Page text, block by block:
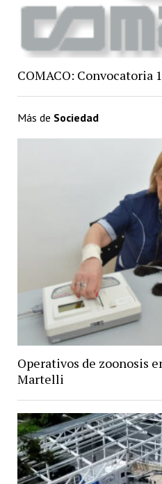
COMACO: Convocatoria
Más de Sociedad
Operativos de zoonosis
Martelli